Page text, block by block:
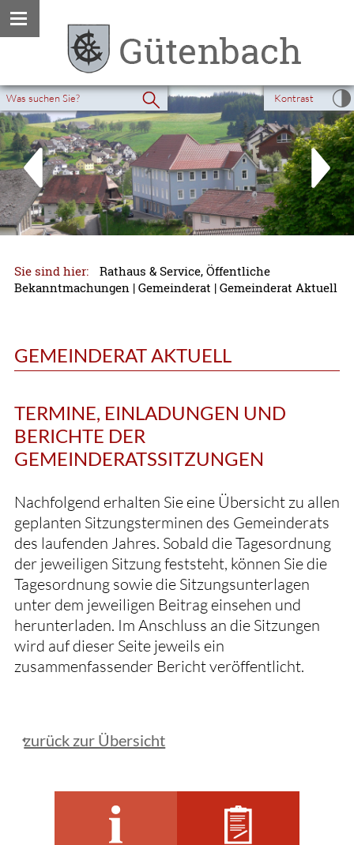
Kontrast
Sie sind hier:
Rathaus & Service, Öffentliche
Bekanntmachungen|Gemeinderat |Gemeinderat Aktuell
GEMEINDERAT AKTUELL
TERMINE, EINLADUNGEN UND
BERICHTE DER
GEMEINDERATSSITZUNGEN
Nachfolgend erhalten Sie eine Übersicht zu allen
geplanten Sitzungsterminen des Gemeinderats
des laufenden Jahres. Sobald die Tagesordnung
der jeweiligen Sitzung feststeht, können Sie die
Tagesordnung sowie die Sitzungsunterlagen
unter dem jeweiligen Beitrag einsehen und
herunterladen. Im Anschluss an die Sitzungen
wird auf dieser Seite jeweils ein
zusammenfassender Bericht veröffentlicht.
zurück zur Übersicht